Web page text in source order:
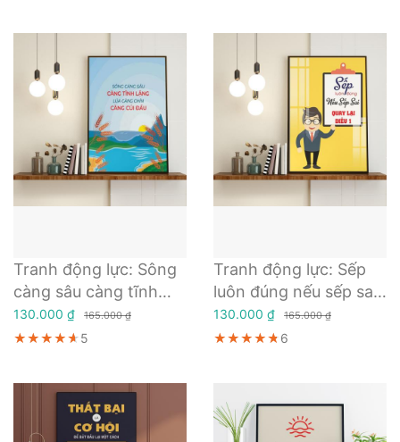
Tranh động lực: Sông
càng sâu càng tĩnh
lặng lúa càng chín
càng cúi đầu
130.000 ₫ 165.000 ₫
★★★★★
★★★★★
★★★★★5
Tranh động lực: Sếp
luôn đúng nếu sếp sai
quay lại điều 1
130.000 ₫ 165.000 ₫
★★★★★
★★★★★
★★★★★6